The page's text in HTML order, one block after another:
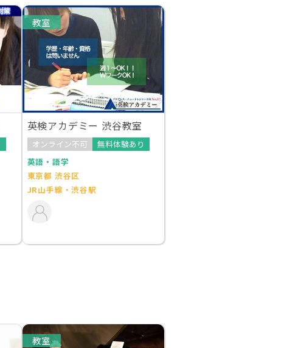
教室
英検アカデミー 渋谷教室
オンライン不可
無料体験あり
英語・語学
東京都 渋谷区
JR山手線・渋谷駅
教室